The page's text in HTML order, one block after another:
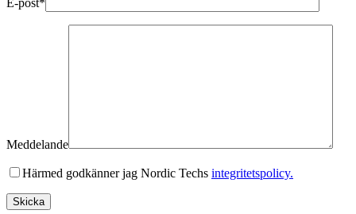
E-post*
Meddelande
Härmed godkänner jag Nordic Techs integritetspolicy.